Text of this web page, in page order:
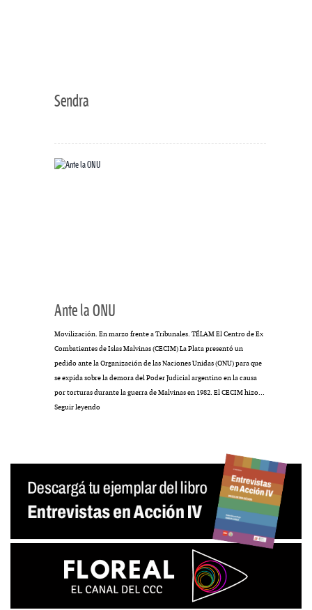
Sendra
Ante la ONU
Movilización. En marzo frente a Tribunales. TÉLAM El Centro de Ex
Combatientes de Islas Malvinas (CECIM) La Plata presentó un
pedido ante la Organización de las Naciones Unidas (ONU) para que
se expida sobre la demora del Poder Judicial argentino en la causa
por torturas durante la guerra de Malvinas en 1982. El CECIM hizo…
Seguir leyendola